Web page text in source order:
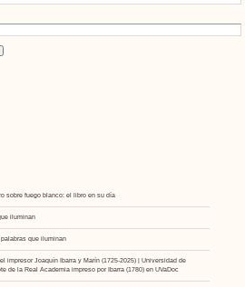
sobre fuego blanco: el libro en su día
iluminan
que iluminan
impresor Joaquín Ibarra y Marín (1725-2025) | Universidad de
de la Real Academia impreso por Ibarra (1780) en UVaDoc